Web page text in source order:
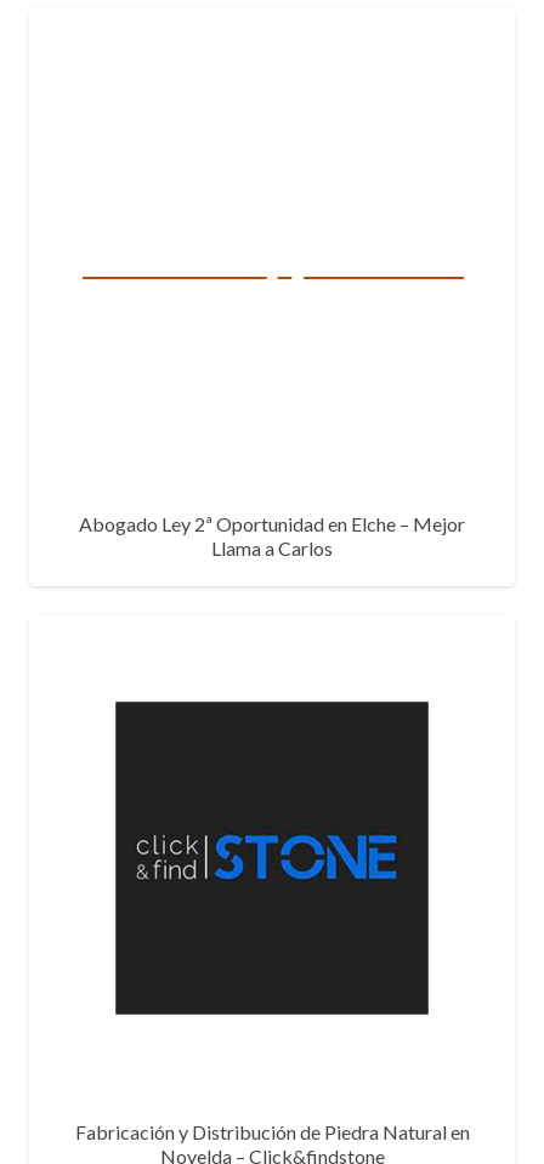
Abogado Ley 2ª Oportunidad en Elche – Mejor
Llama a Carlos
Fabricación y Distribución de Piedra Natural en
Novelda – Click&findstone